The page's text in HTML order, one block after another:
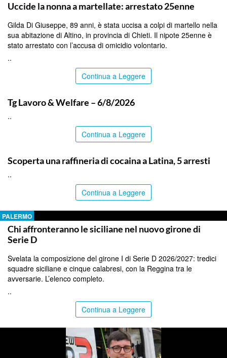
Uccide la nonna a martellate: arrestato 25enne
Gilda Di Giuseppe, 89 anni, è stata uccisa a colpi di martello nella
sua abitazione di Altino, in provincia di Chieti. Il nipote 25enne è
stato arrestato con l’accusa di omicidio volontario.
..
Continua a Leggere
Tg Lavoro & Welfare – 6/8/2026
..
Continua a Leggere
Scoperta una raffineria di cocaina a Latina, 5 arresti
..
Continua a Leggere
PALERMO
Chi affronteranno le siciliane nel nuovo girone di
Serie D
Svelata la composizione del girone I di Serie D 2026/2027: tredici
squadre siciliane e cinque calabresi, con la Reggina tra le
avversarie. L’elenco completo.
..
Continua a Leggere